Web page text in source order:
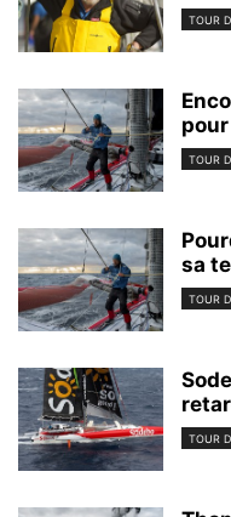
TOUR
TOUR
sa
TOUR
TOUR